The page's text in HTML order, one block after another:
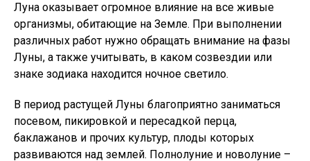
Луна оказывает огромное влияние на все живые
организмы, обитающие на Земле. При выполнении
различных работ нужно обращать внимание на фазы
Луны, а также учитывать, в каком созвездии или
знаке зодиака находится ночное светило.
В период растущей Луны благоприятно заниматься
посевом, пикировкой и пересадкой перца,
баклажанов и прочих культур, плоды которых
развиваются над землей. Полнолуние и новолуние –